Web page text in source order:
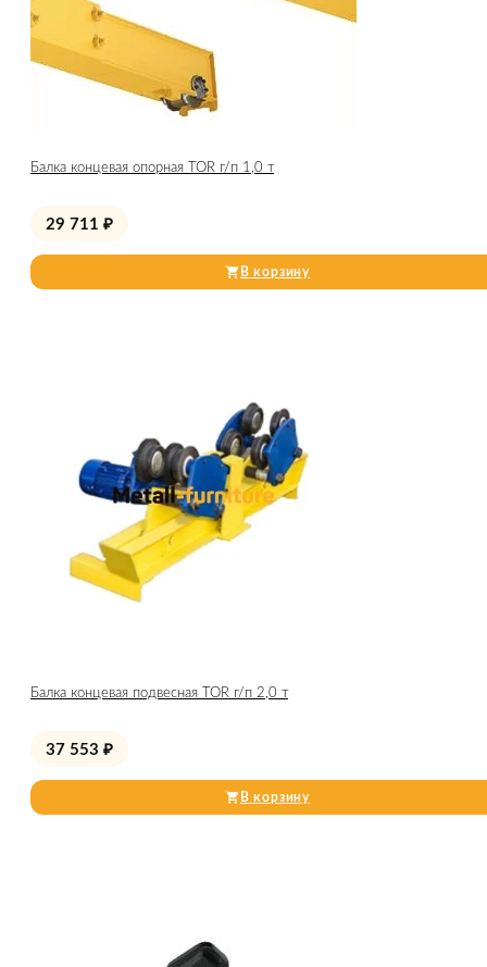
Балка концевая опорная TOR г/п 1,0 т
29 711 ₽
В корзину
Балка концевая подвесная TOR г/п 2,0 т
37 553 ₽
В корзину